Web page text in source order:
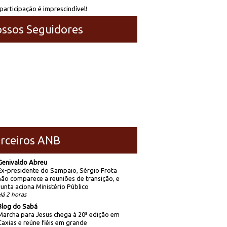
é imprescindível!
Seguidores
ANB
Abreu
presidente do Sampaio, Sérgio Frota
comparece a reuniões de transição, e
aciona Ministério Público
2 horas
do Sabá
para Jesus chega à 20ª edição em
e reúne fiéis em grande